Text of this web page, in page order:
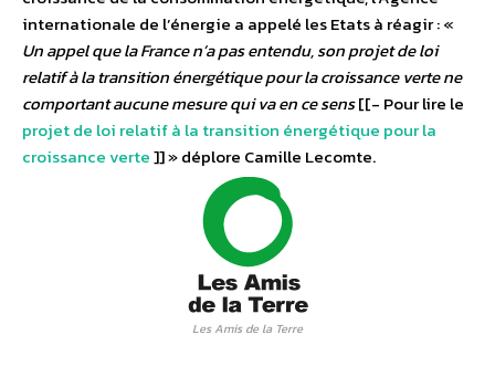
internationale de l’énergie a appelé les Etats à réagir : «
Un appel que la France n’a pas entendu, son projet de loi
relatif à la transition énergétique pour la croissance verte ne
comportant aucune mesure qui va en ce sens[[- Pour lire le
projet de loi relatif à la transition énergétique pour la
croissance verte]] » déplore Camille Lecomte.
Les Amis de la Terre